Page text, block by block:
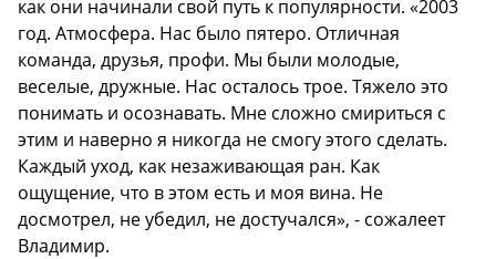
как они начинали свой путь к популярности. «2003
год. Атмосфера. Нас было пятеро. Отличная
команда, друзья, профи. Мы были молодые,
веселые, дружные. Нас осталось трое. Тяжело это
понимать и осознавать. Мне сложно смириться с
этим и наверно я никогда не смогу этого сделать.
Каждый уход, как незаживающая ран. Как
ощущение, что в этом есть и моя вина. Не
досмотрел, не убедил, не достучался», - сожалеет
Владимир.